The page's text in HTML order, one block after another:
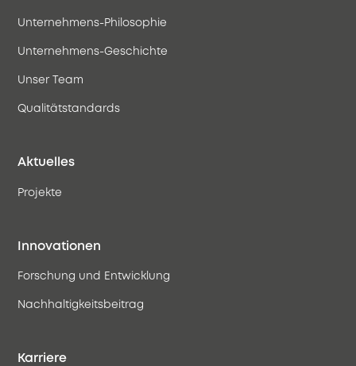
Unternehmens-Philosophie
Unternehmens-Geschichte
Unser Team
Qualitätstandards
Aktuelles
Projekte
Innovationen
Forschung und Entwicklung
Nachhaltigkeitsbeitrag
Karriere